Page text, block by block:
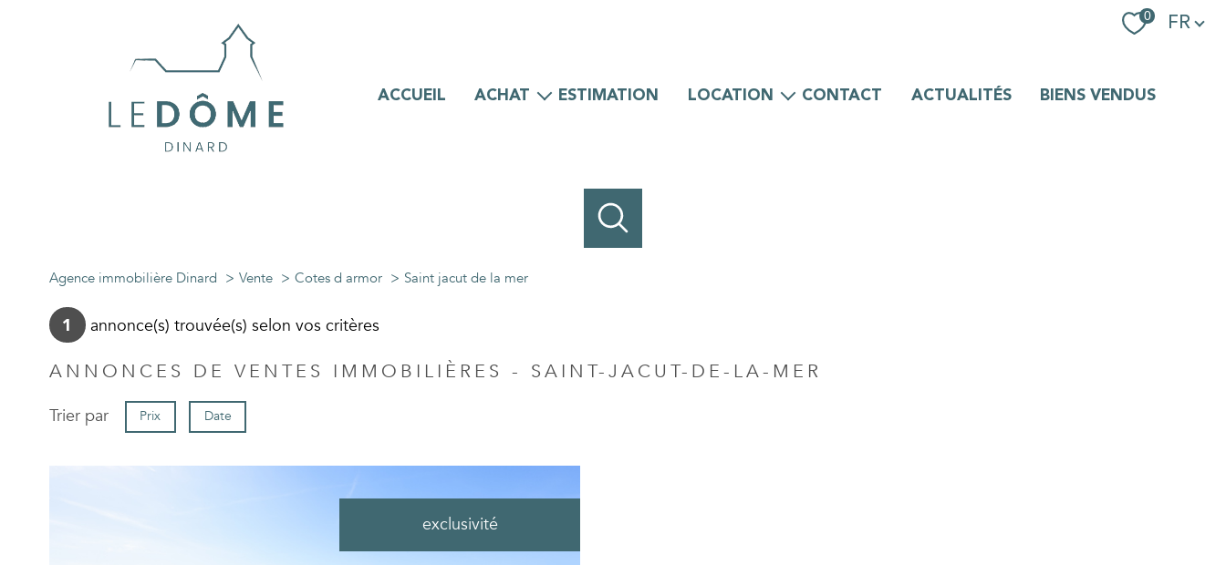
0 Langue
FR
ACCUEIL ACHAT ESTIMATION LOCATION CONTACT ACTUALITÉS BIENS VENDUS
Agence immobilière Dinard Vente Cotes d armor Saint jacut de la mer
1 annonce(s) trouvée(s) selon vos critères
ANNONCES DE VENTES IMMOBILIÈRES - SAINT-JACUT-DE-LA-MER
Trier par Prix Date
exclusivité